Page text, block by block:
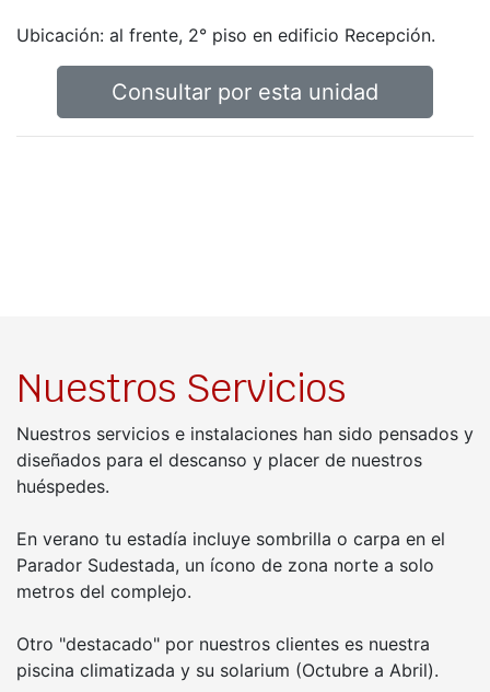
Ubicación: al frente, 2° piso en edificio Recepción.
Consultar por esta unidad
Nuestros Servicios
Nuestros servicios e instalaciones han sido pensados y
diseñados para el descanso y placer de nuestros
huéspedes.
En verano tu estadía incluye sombrilla o carpa en el
Parador Sudestada, un ícono de zona norte a solo
metros del complejo.
Otro "destacado" por nuestros clientes es nuestra
piscina climatizada y su solarium (Octubre a Abril).